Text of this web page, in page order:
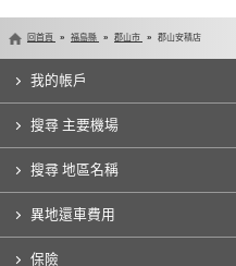
回首頁 福島縣 郡山市 郡山安積店
我的帳戶
搜尋 主要機場
搜尋 地區名稱
異地還車費用
保險